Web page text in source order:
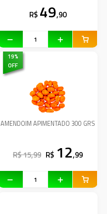
R$ 49,90
19%
OFF
AMENDOIM APIMENTADO 300 GRS
R$ 15,99 R$ 12,99